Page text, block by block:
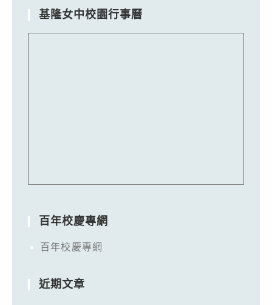
基隆女中校園行事曆
百年校慶專網
百年校慶專網
近期文章